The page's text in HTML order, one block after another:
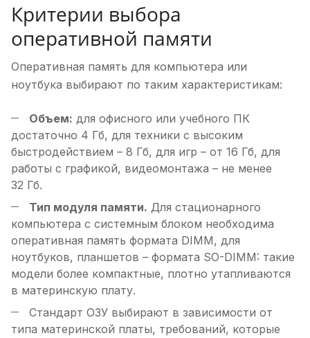
Критерии выбора
оперативной памяти
Оперативная память для компьютера или
ноутбука выбирают по таким характеристикам:
Объем: для офисного или учебного ПК
достаточно 4 Гб, для техники с высоким
быстродействием – 8 Гб, для игр – от 16 Гб, для
работы с графикой, видеомонтажа – не менее
32 Гб.
Тип модуля памяти. Для стационарного
компьютера с системным блоком необходима
оперативная память формата DIMM, для
ноутбуков, планшетов – формата SO-DIMM: такие
модели более компактные, плотно утапливаются
в материнскую плату.
Стандарт ОЗУ выбирают в зависимости от
типа материнской платы, требований, которые